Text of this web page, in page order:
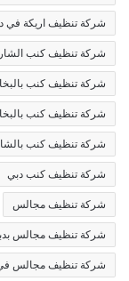
شركة تنظيف اريكة في
شركة تنظيف كنب
شركة تنظيف كنب
شركة تنظيف كنب
شركة تنظيف كنب
شركة تنظيف كنب دبي
شركة تنظيف مجالس
شركة تنظيف مجالس
شركة تنظيف مجالس